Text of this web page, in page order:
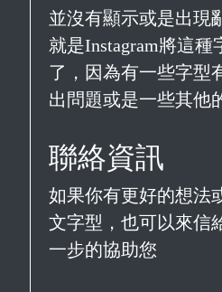
並沒有顯示或是出現
就是Instagram將這種
了，因為有一些字型
出問題或是一些其他
聯絡資訊
如果你有更好的想法
文字型，也可以來信
一步的協助您